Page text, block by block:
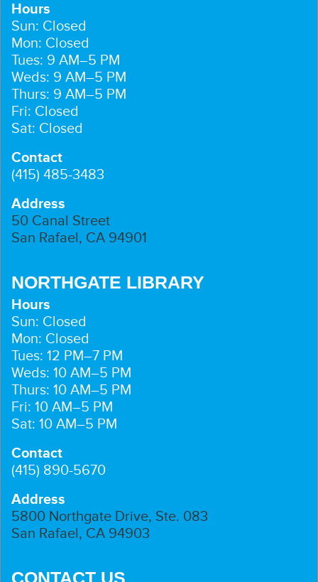
Hours
Sun: Closed
Mon: Closed
Tues: 9 AM–5 PM
Weds: 9 AM–5 PM
Thurs: 9 AM–5 PM
Fri: Closed
Sat: Closed
Contact
(415) 485-3483
Address
50 Canal Street
San Rafael, CA 94901
NORTHGATE LIBRARY
Hours
Sun: Closed
Mon: Closed
Tues: 12 PM–7 PM
Weds: 10 AM–5 PM
Thurs: 10 AM–5 PM
Fri: 10 AM–5 PM
Sat: 10 AM–5 PM
Contact
(415) 890-5670
Address
5800 Northgate Drive, Ste. 083
San Rafael, CA 94903
CONTACT US